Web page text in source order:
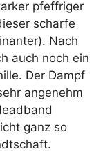
pfeffriger
scharfe
Nach
auch noch ein
Der Dampf
angenehm
ganz so